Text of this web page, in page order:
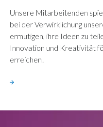
Unsere Mitarbeitenden
bei der Verwirklichung
ermutigen, ihre Ideen zu
Innovation und Kreativität
erreichen!